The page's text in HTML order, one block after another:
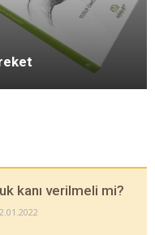
kanı verilmeli mi?